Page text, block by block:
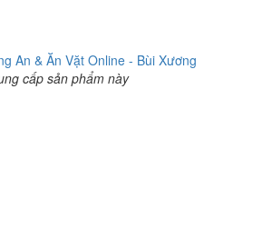
An & Ăn Vặt Online - Bùi Xương
cấp sản phẩm này